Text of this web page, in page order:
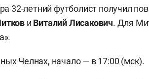
32-летний футболист получил
и Виталий Лисакович. Для
Челнах, начало — в 17:00 (мск).